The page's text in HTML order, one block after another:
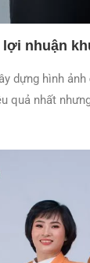
nhuận
dựng hình ảnh
quả nhất